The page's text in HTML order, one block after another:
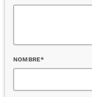
NOMBRE*